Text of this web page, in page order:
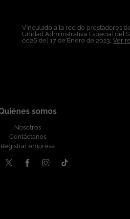
Vinculado a la red de prestadores
Unidad Administrativa Especial del
0026 del 17 de Enero de 2023, Ver
somos
Nosotros
Contáctanos
Registrar empresa